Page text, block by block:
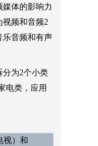
媒体的影响力
视频和音频2
乐音频和有声
分为2个小类
电类，应用
视）和